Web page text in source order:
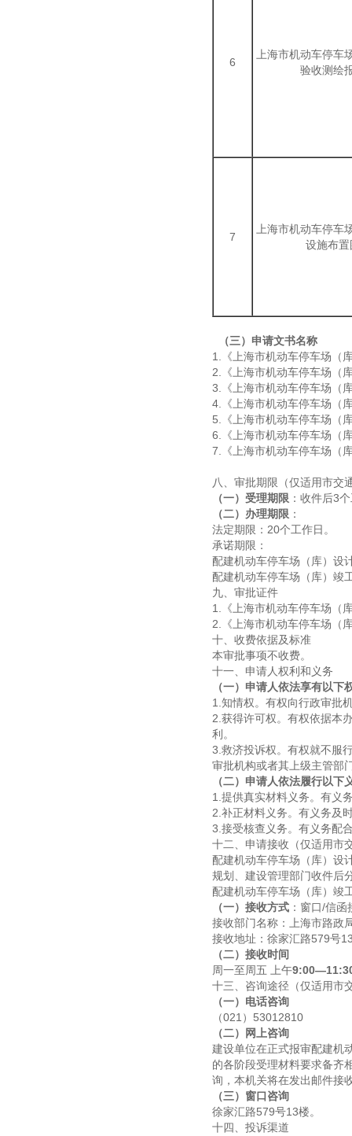
6
上海市机动车停车
验收测绘
7
上海市机动车停车
设施布置
（三）申请文书名称
1.《上海市机动车停车场（
2.《上海市机动车停车场（
3.《上海市机动车停车场（
4.《上海市机动车停车场（
5.《上海市机动车停车场（
6.《上海市机动车停车场（
7.《上海市机动车停车场（
八、审批期限（仅适用市交
（一）受理期限 ：收件后3
（二）办理期限 ：
法定期限：20个工作日。
承诺期限：
配建机动车停车场（库）设
配建机动车停车场（库）竣
九、审批证件
1.《上海市机动车停车场（
2.《上海市机动车停车场（
十、收费依据及标准
本审批事项不收费。
十一、申请人权利和义务
（一）申请人依法享有以下
1.知情权。有权向行政审批
2.获得许可权。有权依据本
利。
3.救济投诉权。有权就不服
审批机构或者其上级主管部
（二）申请人依法履行以下
1.提供真实材料义务。有义
2.补正材料义务。有义务及
3.接受核查义务。有义务配
十二、申请接收（仅适用市
配建机动车停车场（库）设
规划、建设管理部门收件后
配建机动车停车场（库）竣
（一）接收方式 ：窗口/信函
接收部门名称：上海市路政
接收地址：徐家汇路579号
（二）接收时间
周一至周五 上午
十三、咨询途径（仅适用市
（一）电话咨询
（021）53012810
（二）网上咨询
建设单位在正式报审配建机
的各阶段受理材料要求备齐
询，本机关将在发出邮件接
（三）窗口咨询
徐家汇路579号13楼。
十四、投诉渠道